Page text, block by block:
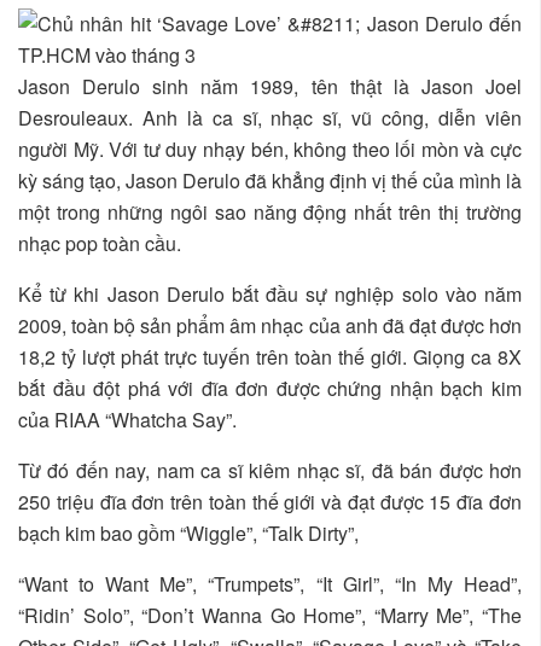
Jason Derulo sinh năm 1989, tên thật là Jason Joel
Desrouleaux. Anh là ca sĩ, nhạc sĩ, vũ công, diễn viên
người Mỹ. Với tư duy nhạy bén, không theo lối mòn và cực
kỳ sáng tạo, Jason Derulo đã khẳng định vị thế của mình là
một trong những ngôi sao năng động nhất trên thị trường
nhạc pop toàn cầu.
Kể từ khi Jason Derulo bắt đầu sự nghiệp solo vào năm
2009, toàn bộ sản phẩm âm nhạc của anh đã đạt được hơn
18,2 tỷ lượt phát trực tuyến trên toàn thế giới. Giọng ca 8X
bắt đầu đột phá với đĩa đơn được chứng nhận bạch kim
của RIAA “Whatcha Say”.
Từ đó đến nay, nam ca sĩ kiêm nhạc sĩ, đã bán được hơn
250 triệu đĩa đơn trên toàn thế giới và đạt được 15 đĩa đơn
bạch kim bao gồm “Wiggle”, “Talk Dirty”,
“Want to Want Me”, “Trumpets”, “It Girl”, “In My Head”,
“Ridin’ Solo”, “Don’t Wanna Go Home”, “Marry Me”, “The